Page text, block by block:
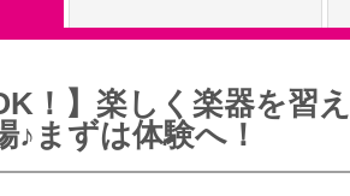
特集をみる
グッドスク
！】楽しく楽器を習
♪まずは体験へ！